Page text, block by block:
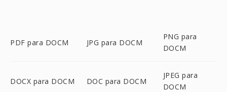
PDF para DOCM JPG para DOCM
PNG para
DOCM
DOCX para DOCM DOC para DOCM
JPEG para
DOCM